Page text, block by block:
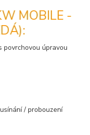
MOBILE -
povrchovou úpravou
/ probouzení